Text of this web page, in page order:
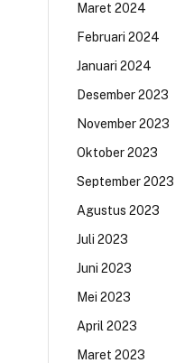
Maret 2024
Februari 2024
Januari 2024
Desember 2023
November 2023
Oktober 2023
September 2023
Agustus 2023
Juli 2023
Juni 2023
Mei 2023
April 2023
Maret 2023